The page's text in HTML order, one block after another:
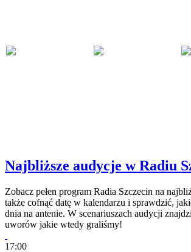
Najbliższe audycje w Radiu
Zobacz pełen program Radia Szczecin na
także cofnąć datę w kalendarzu i sprawdzić,
dnia na antenie. W scenariuszach audycji
uworów jakie wtedy graliśmy!
17:00